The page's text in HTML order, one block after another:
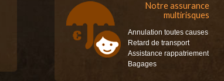
Notre assurance
multirisques
Annulation toutes causes
Retard de transport
Assistance rappatriement
Bagages